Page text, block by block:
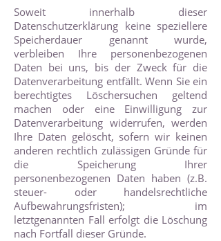
Soweit innerhalb dieser
Datenschutzerklärung keine speziellere
Speicherdauer genannt wurde,
verbleiben Ihre personenbezogenen
Daten bei uns, bis der Zweck für die
Datenverarbeitung entfällt. Wenn Sie ein
berechtigtes Löschersuchen geltend
machen oder eine Einwilligung zur
Datenverarbeitung widerrufen, werden
Ihre Daten gelöscht, sofern wir keinen
anderen rechtlich zulässigen Gründe für
die Speicherung Ihrer
personenbezogenen Daten haben (z.B.
steuer- oder handelsrechtliche
Aufbewahrungsfristen); im
letztgenannten Fall erfolgt die Löschung
nach Fortfall dieser Gründe.